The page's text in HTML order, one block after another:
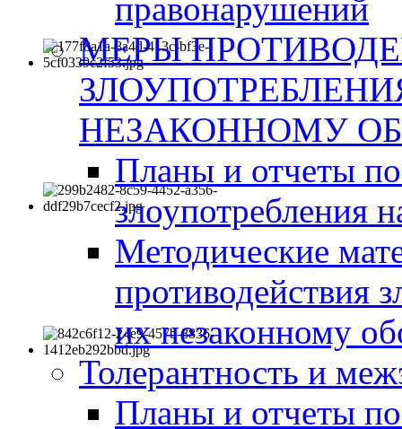
правонарушений
МЕРЫ
НЕЗАКОННОМУ
Планы и отчеты
злоупотребления
Методические
противодействия
их незаконному
Толерантность и
Планы и отчеты